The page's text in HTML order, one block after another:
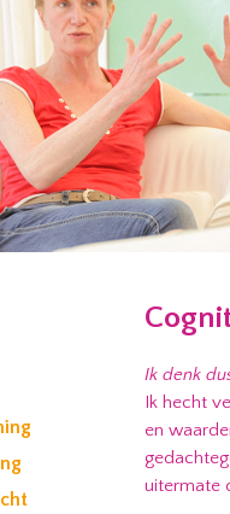
Ik denk
Ik hecht
en
uitermate